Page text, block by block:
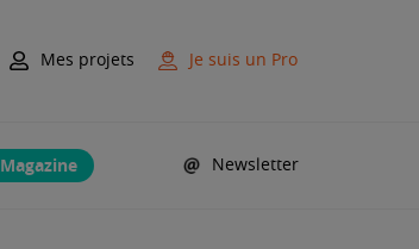
Mes projets Je suis un Pro
Magazine Newsletter